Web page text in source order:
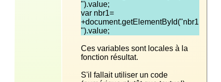
var nbr1=
+document.getElementById("nbr1
").value;
Ces variables sont locales à la
S'il fallait utiliser un code